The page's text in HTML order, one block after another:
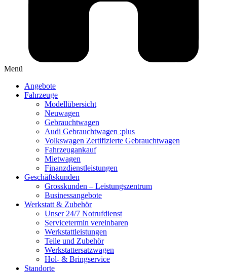
Menü
Angebote
Fahrzeuge
Modellübersicht
Neuwagen
Gebrauchtwagen
Audi Gebrauchtwagen :plus
Volkswagen Zertifizierte Gebrauchtwagen
Fahrzeugankauf
Mietwagen
Finanzdienstleistungen
Geschäftskunden
Grosskunden – Leistungszentrum
Businessangebote
Werkstatt & Zubehör
Unser 24/7 Notrufdienst
Servicetermin vereinbaren
Werkstattleistungen
Teile und Zubehör
Werkstattersatzwagen
Hol- & Bringservice
Standorte